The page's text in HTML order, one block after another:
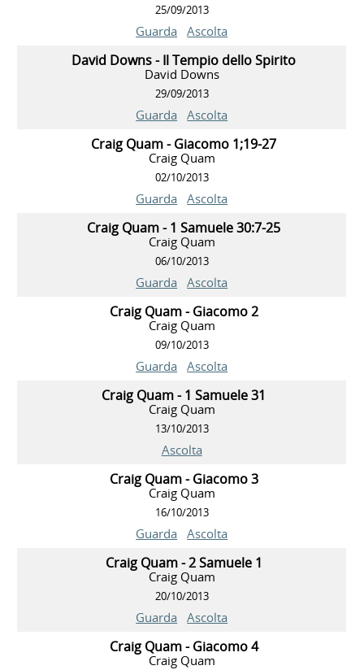
25/09/2013
Guarda Ascolta
David Downs - Il Tempio dello Spirito
David Downs
29/09/2013
Guarda Ascolta
Craig Quam - Giacomo 1;19-27
Craig Quam
02/10/2013
Guarda Ascolta
Craig Quam - 1 Samuele 30:7-25
Craig Quam
06/10/2013
Guarda Ascolta
Craig Quam - Giacomo 2
Craig Quam
09/10/2013
Guarda Ascolta
Craig Quam - 1 Samuele 31
Craig Quam
13/10/2013
Ascolta
Craig Quam - Giacomo 3
Craig Quam
16/10/2013
Guarda Ascolta
Craig Quam - 2 Samuele 1
Craig Quam
20/10/2013
Guarda Ascolta
Craig Quam - Giacomo 4
Craig Quam